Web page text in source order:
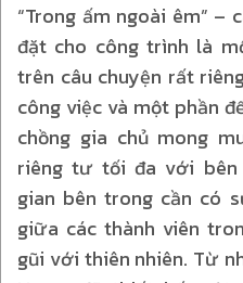
“Trong ấm ngoài êm” –
đặt cho công trình là
trên câu chuyện rất
công việc và một phần
chồng gia chủ mong
riêng tư tối đa với bên
gian bên trong cần có
giữa các thành viên
gũi với thiên nhiên. Từ